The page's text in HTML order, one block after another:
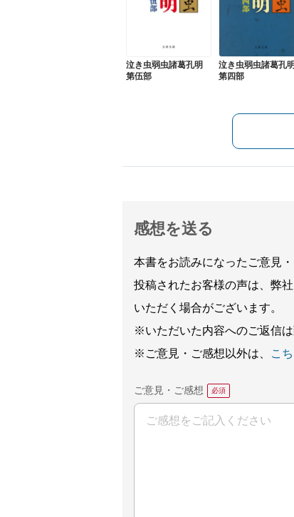
泣き虫弱虫諸葛孔明
第伍部
泣き虫弱虫諸葛孔明
第四部
感想を送る
本書をお読みになったご意見
投稿されたお客様の声は、弊
いただく場合がございます。
※いただいた内容へのご返信
※ご意見・ご感想以外は、
こ
ご意見・ご感想